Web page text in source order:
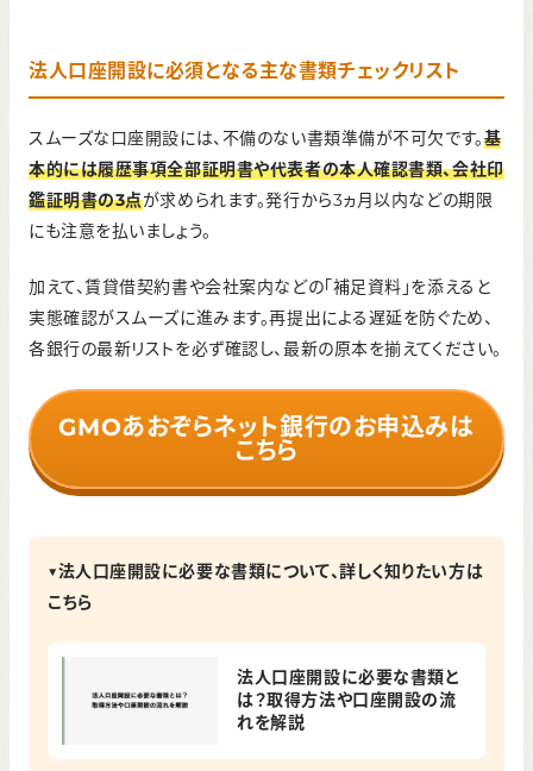
法人口座開設に必須となる主な書類チェックリスト
スムーズな口座開設には、不備のない書類準備が不可欠です。基
本的には履歴事項全部証明書や代表者の本人確認書類、会社印
鑑証明書の3点が求められます。発行から3ヵ月以内などの期限
にも注意を払いましょう。
加えて、賃貸借契約書や会社案内などの「補足資料」を添えると
実態確認がスムーズに進みます。再提出による遅延を防ぐため、
各銀行の最新リストを必ず確認し、最新の原本を揃えてください。
GMOあおぞらネット銀行のお申込みは
こちら
▼法人口座開設に必要な書類について、詳しく知りたい方は
こちら
法人口座開設に必要な書類と
は？取得方法や口座開設の流
れを解説